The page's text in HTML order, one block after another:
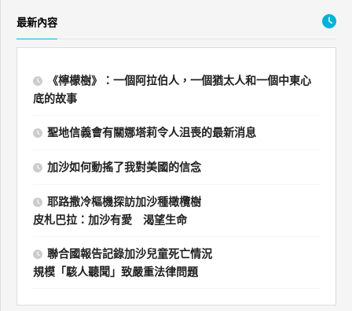
最新內容
《檸檬樹》：一個阿拉伯人，一個猶太人和一個中東心
底的故事
聖地信義會有關娜塔莉令人沮喪的最新消息
加沙如何動搖了我對美國的信念
耶路撒冷樞機探訪加沙種橄欖樹
皮札巴拉：加沙有愛 渴望生命
聯合國報告記錄加沙兒童死亡情況
規模「駭人聽聞」致嚴重法律問題